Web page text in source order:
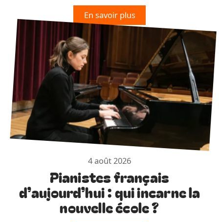
En savoir plus
4 août 2026
Pianistes français
d’aujourd’hui : qui incarne la
nouvelle école ?